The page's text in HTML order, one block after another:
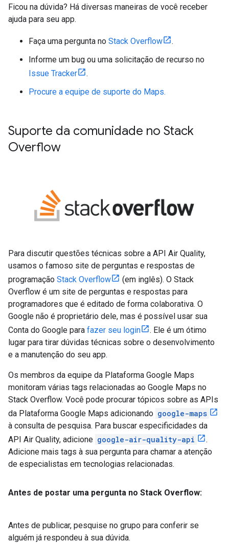
Ficou na dúvida? Há diversas maneiras de você receber
ajuda para seu app.
Faça uma pergunta no Stack Overflow
.
Informe um bug ou uma solicitação de recurso no
Issue Tracker
.
Procure a equipe de suporte do Maps.
Suporte da comunidade no Stack
Overflow
Para discutir questões técnicas sobre a API Air Quality,
usamos o famoso site de perguntas e respostas de
programação Stack Overflow
(em inglês). O Stack
Overflow é um site de perguntas e respostas para
programadores que é editado de forma colaborativa. O
Google não é proprietário dele, mas é possível usar sua
Conta do Google para fazer seu login
. Ele é um ótimo
lugar para tirar dúvidas técnicas sobre o desenvolvimento
e a manutenção do seu app.
Os membros da equipe da Plataforma Google Maps
monitoram várias tags relacionadas ao Google Maps no
Stack Overflow. Você pode procurar tópicos sobre as APIs
da Plataforma Google Maps adicionando google-maps
à consulta de pesquisa. Para buscar especificidades da
API Air Quality, adicione google-air-quality-api
.
Adicione mais tags à sua pergunta para chamar a atenção
de especialistas em tecnologias relacionadas.
Antes de postar uma pergunta no Stack Overflow:
Antes de publicar, pesquise no grupo para conferir se
alguém já respondeu à sua dúvida.